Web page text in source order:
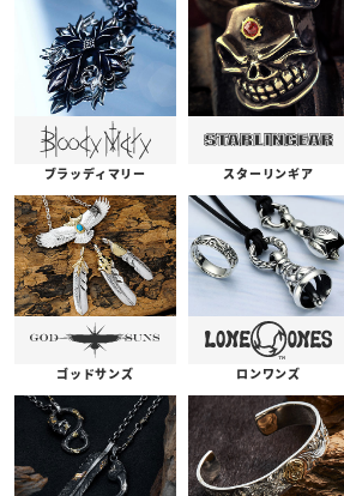
ブラッディマリー スターリンギア
ゴッドサンズ ロンワンズ